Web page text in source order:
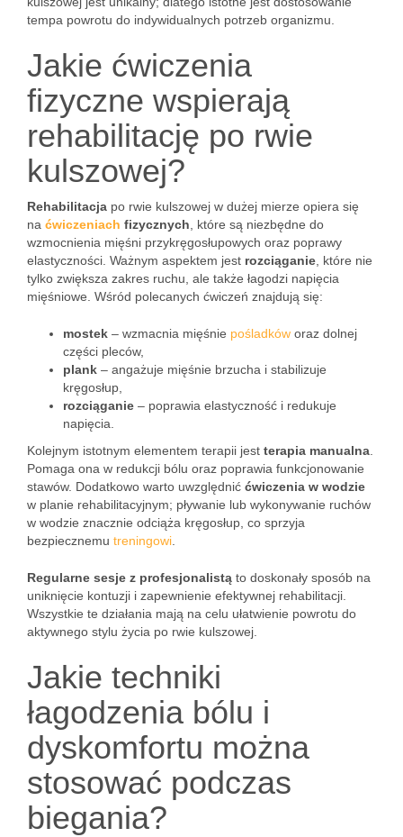
tempa powrotu do indywidualnych potrzeb organizmu.
Jakie ćwiczenia
fizyczne wspierają
rehabilitację po rwie
kulszowej?
Rehabilitacja po rwie kulszowej w dużej mierze opiera się
na ćwiczeniach fizycznych , które są niezbędne do
wzmocnienia mięśni przykręgosłupowych oraz poprawy
elastyczności. Ważnym aspektem jest rozciąganie , które nie
tylko zwiększa zakres ruchu, ale także łagodzi napięcia
mięśniowe. Wśród polecanych ćwiczeń znajdują się:
mostek – wzmacnia mięśnie pośladków oraz dolnej
części pleców,
plank – angażuje mięśnie brzucha i stabilizuje
kręgosłup,
rozciąganie – poprawia elastyczność i redukuje
napięcia.
Kolejnym istotnym elementem terapii jest terapia manualna
Pomaga ona w redukcji bólu oraz poprawia funkcjonowanie
stawów. Dodatkowo warto uwzględnić ćwiczenia w wodzie
w planie rehabilitacyjnym; pływanie lub wykonywanie ruchów
w wodzie znacznie odciąża kręgosłup, co sprzyja
bezpiecznemu treningowi
Regularne sesje z profesjonalistą to doskonały sposób na
uniknięcie kontuzji i zapewnienie efektywnej rehabilitacji.
Wszystkie te działania mają na celu ułatwienie powrotu do
aktywnego stylu życia po rwie kulszowej.
Jakie techniki
łagodzenia bólu i
dyskomfortu można
stosować podczas
biegania?